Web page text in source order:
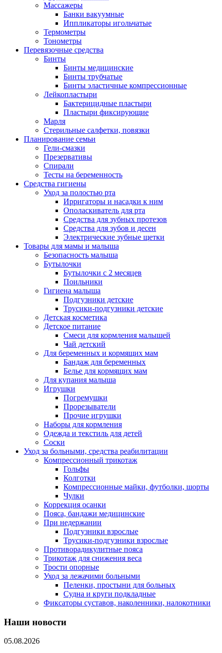
Массажеры
Банки вакуумные
Иппликаторы игольчатые
Термометры
Тонометры
Перевязочные средства
Бинты
Бинты медицинские
Бинты трубчатые
Бинты эластичные компрессионные
Лейкопластыри
Бактерицидные пластыри
Пластыри фиксирующие
Марля
Стерильные салфетки, повязки
Планирование семьи
Гели-смазки
Презервативы
Спирали
Тесты на беременность
Средства гигиены
Уход за полостью рта
Ирригаторы и насадки к ним
Ополаскиватель для рта
Средства для зубных протезов
Средства для зубов и десен
Электрические зубные щетки
Товары для мамы и малыша
Безопасность малыша
Бутылочки
Бутылочки с 2 месяцев
Поильники
Гигиена малыша
Подгузники детские
Трусики-подгузники детские
Детская косметика
Детское питание
Смеси для кормления малышей
Чай детский
Для беременных и кормящих мам
Бандаж для беременных
Белье для кормящих мам
Для купания малыша
Игрушки
Погремушки
Прорезыватели
Прочие игрушки
Наборы для кормления
Одежда и текстиль для детей
Соски
Уход за больными, средства реабилитации
Компрессионный трикотаж
Гольфы
Колготки
Компрессионные майки, футболки, шорты
Чулки
Коррекция осанки
Пояса, бандажи медицинские
При недержании
Подгузники взрослые
Трусики-подгузники взрослые
Противорадикулитные пояса
Трикотаж для снижения веса
Трости опорные
Уход за лежачими больными
Пеленки, простыни для больных
Судна и круги подкладные
Фиксаторы суставов, наколенники, налокотники
Наши новости
05.08.2026